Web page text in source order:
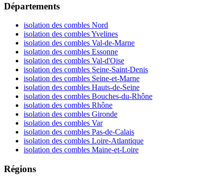
Départements
isolation des combles Nord
isolation des combles Yvelines
isolation des combles Val-de-Marne
isolation des combles Essonne
isolation des combles Val-d'Oise
isolation des combles Seine-Saint-Denis
isolation des combles Seine-et-Marne
isolation des combles Hauts-de-Seine
isolation des combles Bouches-du-Rhône
isolation des combles Rhône
isolation des combles Gironde
isolation des combles Var
isolation des combles Pas-de-Calais
isolation des combles Loire-Atlantique
isolation des combles Maine-et-Loire
Régions